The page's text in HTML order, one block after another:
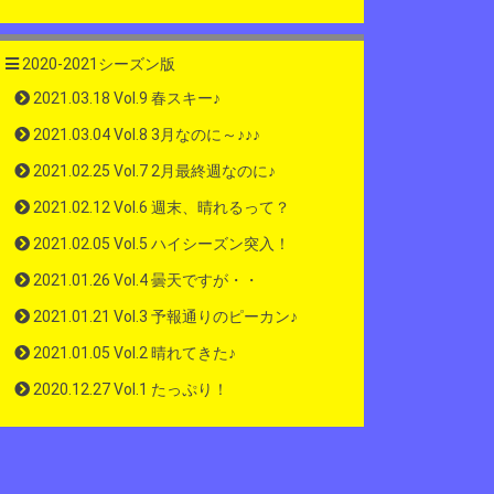
2020-2021シーズン版
2021.03.18 Vol.9 春スキー♪
2021.03.04 Vol.8 3月なのに～♪♪♪
2021.02.25 Vol.7 2月最終週なのに♪
2021.02.12 Vol.6 週末、晴れるって？
2021.02.05 Vol.5 ハイシーズン突入！
2021.01.26 Vol.4 曇天ですが・・
2021.01.21 Vol.3 予報通りのピーカン♪
2021.01.05 Vol.2 晴れてきた♪
2020.12.27 Vol.1 たっぷり！